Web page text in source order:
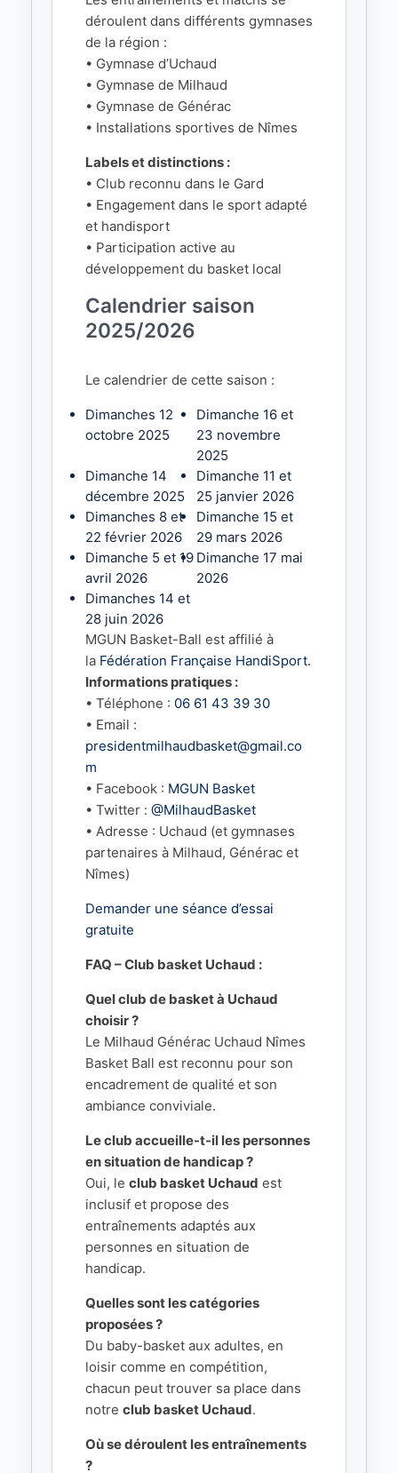
déroulent dans différents gymnases
de la région :
• Gymnase d’Uchaud
• Gymnase de Milhaud
• Gymnase de Générac
• Installations sportives de Nîmes
Labels et distinctions :
• Club reconnu dans le Gard
• Engagement dans le sport adapté
et handisport
• Participation active au
développement du basket local
Calendrier saison
2025/2026
Le calendrier de cette saison :
Dimanches 12
octobre 2025
Dimanche 16 et
23 novembre
2025
Dimanche 14
décembre 2025
Dimanche 11 et
25 janvier 2026
Dimanches 8 et
22 février 2026
Dimanche 15 et
29 mars 2026
Dimanche 5 et 19
avril 2026
Dimanche 17 mai
2026
Dimanches 14 et
28 juin 2026
MGUN Basket-Ball est affilié à
la Fédération Française HandiSport.
Informations pratiques :
• Téléphone : 06 61 43 39 30
• Email :
presidentmilhaudbasket@gmail.co
m
• Facebook : MGUN Basket
• Twitter : @MilhaudBasket
• Adresse : Uchaud (et gymnases
partenaires à Milhaud, Générac et
Nîmes)
Demander une séance d’essai
gratuite
FAQ – Club basket Uchaud :
Quel club de basket à Uchaud
choisir ?
Le Milhaud Générac Uchaud Nîmes
Basket Ball est reconnu pour son
encadrement de qualité et son
ambiance conviviale.
Le club accueille-t-il les personnes
en situation de handicap ?
Oui, le club basket Uchaud est
inclusif et propose des
entraînements adaptés aux
personnes en situation de
handicap.
Quelles sont les catégories
proposées ?
Du baby-basket aux adultes, en
loisir comme en compétition,
chacun peut trouver sa place dans
notre club basket Uchaud.
Où se déroulent les entraînements
?